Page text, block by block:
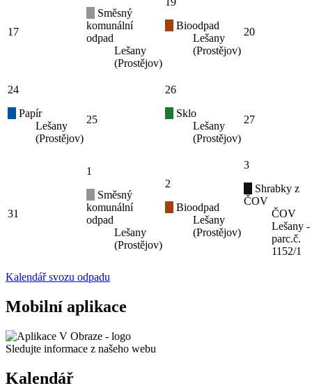
17
Směsný
komunální
odpad
Lešany
(Prostějov)
Bioodpad
Lešany
(Prostějov)
20
24
Papír
Lešany
(Prostějov)
25
26
Sklo
Lešany
(Prostějov)
27
31
1
Směsný
komunální
odpad
Lešany
(Prostějov)
2
Bioodpad
Lešany
(Prostějov)
3
Shrabky z
ČOV
ČOV
Lešany -
parc.č.
1152/1
Kalendář svozu odpadu
Mobilní aplikace
Sledujte informace z našeho webu
Kalendář